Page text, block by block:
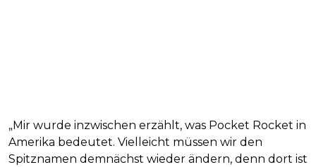
„Mir wurde inzwischen erzählt, was Pocket Rocket in
Amerika bedeutet. Vielleicht müssen wir den
Spitznamen demnächst wieder ändern, denn dort ist